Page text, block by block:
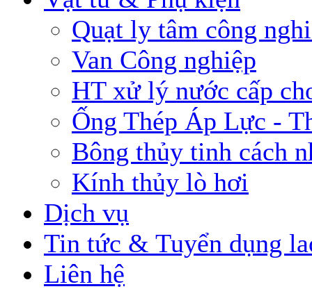
Quạt ly tâm công
Van Công nghiệp
HT xử lý nước cấp
Ống Thép Áp Lực -
Bông thủy tinh cách
Kính thủy lò hơi
Dịch vụ
Tin tức & Tuyển dụng
Liên hệ